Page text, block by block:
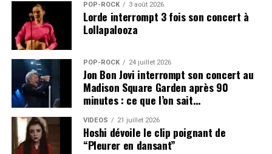
POP-ROCK 3 août 2026
Lorde interrompt 3 fois son concert à
Lollapalooza
POP-ROCK 24 juillet 2026
Jon Bon Jovi interrompt son concert au
Madison Square Garden après 90
minutes : ce que l’on sait…
VIDEOS 21 juillet 2026
Hoshi dévoile le clip poignant de
“Pleurer en dansant”